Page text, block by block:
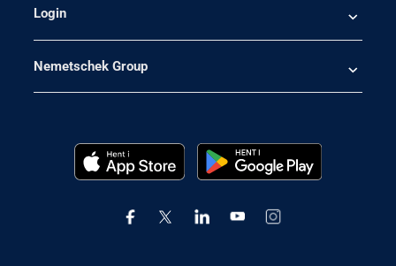
Login
Nemetschek Group